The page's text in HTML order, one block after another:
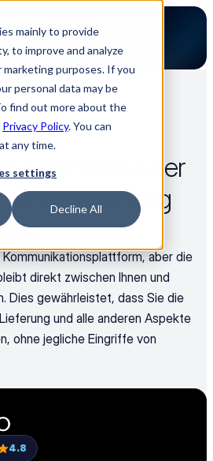
mainly to provide
to improve and analyze
purposes. If you
personal data may be
find out more about the
Privacy Policy. You can
any time.
settings
Decline All
die Kontrolle über
aber die
direkt zwischen Ihnen und
Dies gewährleistet, dass Sie die
und alle anderen Aspekte
ohne jegliche Eingriffe von
4.8